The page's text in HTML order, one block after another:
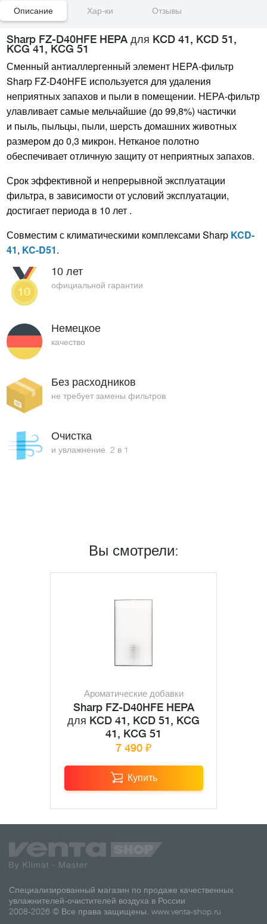
Описание Хар-ки Отзывы
Sharp FZ-D40HFE HEPA для KCD 41, KCD 51,
KCG 41, KCG 51
Сменный антиаллергенный элемент HEPA-фильтр
Sharp FZ-D40HFE используется для удаления
неприятных запахов и пыли в помещении. НЕРА-фильтр
улавливает самые мельчайшие (до 99,8%) частички
и пыль, пыльцы, пыли, шерсть домашних животных
размером до 0,3 микрон. Нетканое полотно
обеспечивает отличную защиту от неприятных запахов.
Срок эффективной и непрерывной эксплуатации
фильтра, в зависимости от условий эксплуатации,
достигает периода в 10 лет .
Совместим с климатическими комплексами Sharp KCD-
41, KC-D51.
10 лет
официальной гарантии
Немецкое
качество
Без расходников
не требует замены фильтров
Очистка
и увлажнение. 2 в 1
Вы смотрели:
Ароматические добавки
Sharp FZ-D40HFE HEPA
для KCD 41, KCD 51, KCG
41, KCG 51
7 490 ₽
Купить
Специализированный магазин по продаже качественных
увлажнителей-очистителей воздуха в России
2008-2026 © Все права защищены. www.venta-shop.ru